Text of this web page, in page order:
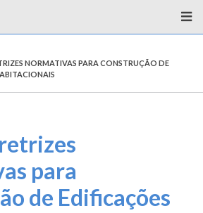
NORMATIVAS PARA CONSTRUÇÃO DE
para
de Edificações